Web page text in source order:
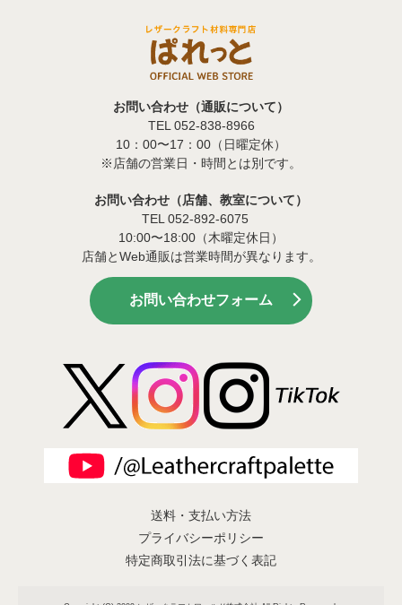
お問い合わせ（通販について）
TEL 052-838-8966
10：00〜17：00（日曜定休）
※店舗の営業日・時間とは別です。
お問い合わせ（店舗、教室について）
TEL 052-892-6075
10:00〜18:00（木曜定休日）
店舗とWeb通販は営業時間が異なります。
お問い合わせフォーム
送料・支払い方法
プライバシーポリシー
特定商取引法に基づく表記